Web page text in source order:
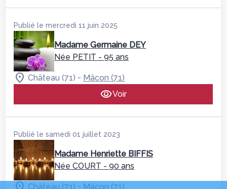
Publié le mercredi 11 juin 2025
Madame Germaine DEY
Née PETIT - 95 ans
Château (71) - Mâcon (71)
Voir
Publié le samedi 01 juillet 2023
Madame Henriette BIFFIS
Née COURT - 90 ans
Château (71) - Mâcon (71)